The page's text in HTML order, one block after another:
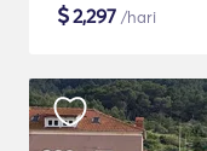
$2,297 /hari